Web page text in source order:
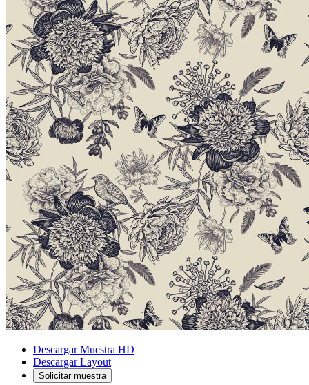
Descargar Muestra HD
Descargar Layout
Solicitar muestra